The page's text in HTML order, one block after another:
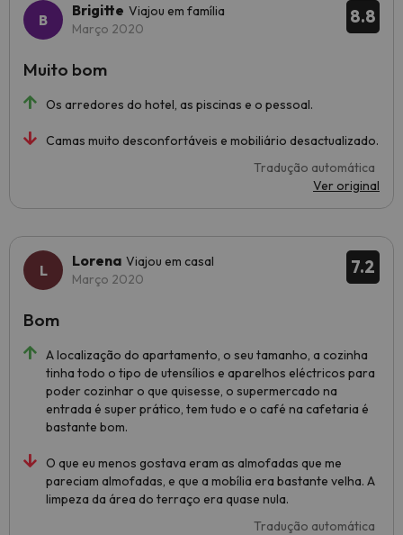
8.8
Brigitte Viajou em família
Março 2020
Os arredores do hotel, as piscinas e o pessoal.
Camas muito desconfortáveis e mobiliário desactualizado.
Tradução automática
Ver original
Muito bom
7.2
Lorena Viajou em casal
Março 2020
A localização do apartamento, o seu tamanho, a cozinha
tinha todo o tipo de utensílios e aparelhos eléctricos para
poder cozinhar o que quisesse, o supermercado na
entrada é super prático, tem tudo e o café na cafetaria é
bastante bom.
O que eu menos gostava eram as almofadas que me
pareciam almofadas, e que a mobília era bastante velha. A
limpeza da área do terraço era quase nula.
Tradução automática
Bom